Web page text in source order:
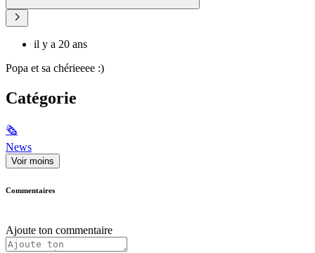
il y a 20 ans
Popa et sa chérieeee :)
Catégorie
🗞
News
Voir moins
Commentaires
Ajoute ton commentaire